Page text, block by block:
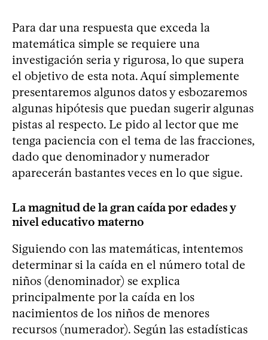
Para dar una respuesta que exceda la
matemática simple se requiere una
investigación seria y rigurosa, lo que supera
el objetivo de esta nota. Aquí simplemente
presentaremos algunos datos y esbozaremos
algunas hipótesis que puedan sugerir algunas
pistas al respecto. Le pido al lector que me
tenga paciencia con el tema de las fracciones,
dado que denominador y numerador
aparecerán bastantes veces en lo que sigue.
La magnitud de la gran caída por edades y
nivel educativo materno
Siguiendo con las matemáticas, intentemos
determinar si la caída en el número total de
niños (denominador) se explica
principalmente por la caída en los
nacimientos de los niños de menores
recursos (numerador). Según las estadísticas